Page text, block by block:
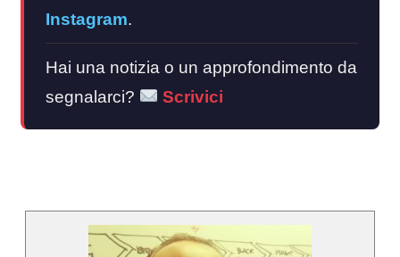
Instagram.
Hai una notizia o un approfondimento da
segnalarci?
Scrivici